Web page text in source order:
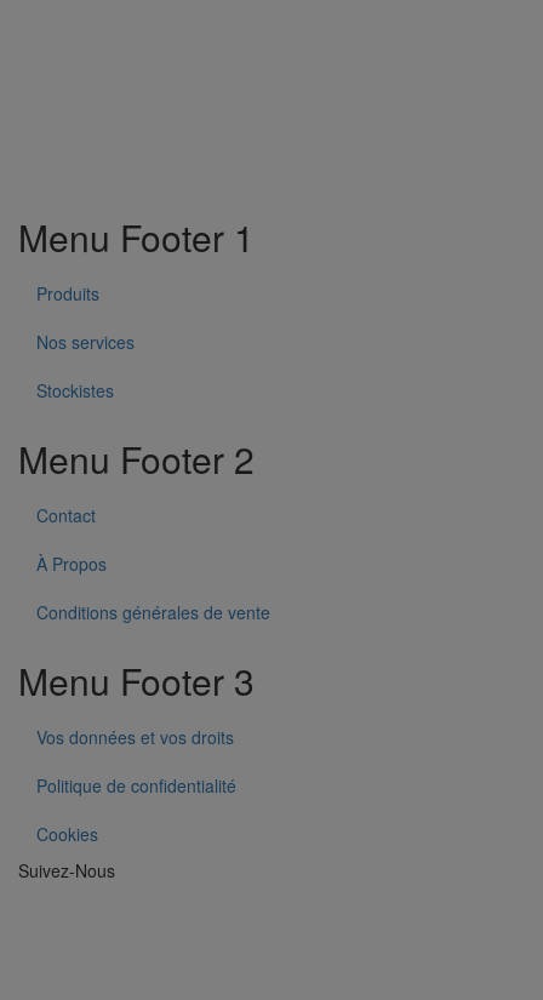
Menu Footer 1
Produits
Nos services
Stockistes
Menu Footer 2
Contact
À Propos
Conditions générales de vente
Menu Footer 3
Vos données et vos droits
Politique de confidentialité
Cookies
Suivez-Nous